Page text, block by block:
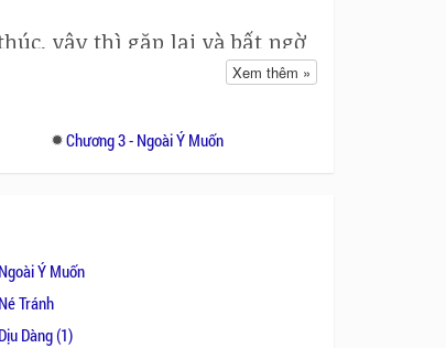
vậy thì gặp lại và bất ngờ
hai con người này giống
đàn, gần kề như vậy, nhưng
xa cách, là bắt đầu một
thể buông bỏ sự nhung nhớ
Xem thêm »
Chương 3 - Ngoài Ý Muốn
Ý Muốn
Tránh
Dàng (1)